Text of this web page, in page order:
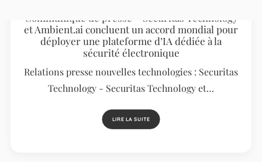
Communiqué de presse – Securitas Technology
et Ambient.ai concluent un accord mondial pour
déployer une plateforme d’IA dédiée à la
sécurité électronique
Relations presse nouvelles technologies : Securitas
Technology - Securitas Technology et…
LIRE LA SUITE